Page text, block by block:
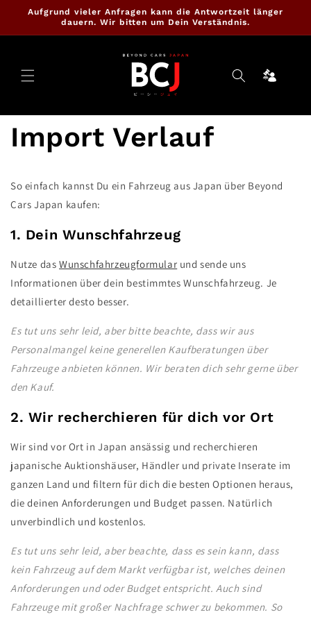
zum
Aufgrund vieler Anfragen kann die Antwortzeit länger
dauern. Wir bitten um Dein Verständnis.
Cartrade
Import Verlauf
So einfach kannst Du ein Fahrzeug aus Japan über Beyond
Cars Japan kaufen:
1. Dein Wunschfahrzeug
Nutze das Wunschfahrzeugformular und sende uns
Informationen über dein bestimmtes Wunschfahrzeug. Je
detaillierter desto besser.
Es tut uns sehr leid, aber bitte beachte, dass wir aus
Personalmangel keine generellen Kaufberatungen über
Fahrzeuge anbieten können. Wir beraten dich sehr gerne über
den Kauf.
2. Wir recherchieren für dich vor Ort
Wir sind vor Ort in Japan ansässig und recherchieren
japanische Auktionshäuser, Händler und private Inserate im
ganzen Land und filtern für dich die besten Optionen heraus,
die deinen Anforderungen und Budget passen. Natürlich
unverbindlich und kostenlos.
Es tut uns sehr leid, aber beachte, dass es sein kann, dass
kein Fahrzeug auf dem Markt verfügbar ist, welches deinen
Anforderungen und oder Budget entspricht. Auch sind
Fahrzeuge mit großer Nachfrage schwer zu bekommen. So